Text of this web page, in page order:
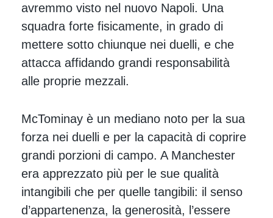
avremmo visto nel nuovo Napoli. Una
squadra forte fisicamente, in grado di
mettere sotto chiunque nei duelli, e che
attacca affidando grandi responsabilità
alle proprie mezzali.
McTominay è un mediano noto per la sua
forza nei duelli e per la capacità di coprire
grandi porzioni di campo. A Manchester
era apprezzato più per le sue qualità
intangibili che per quelle tangibili: il senso
d’appartenenza, la generosità, l’essere